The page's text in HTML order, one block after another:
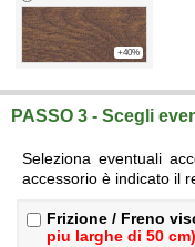
+40%
PASSO 3 - Scegli
Seleziona eventuali
accessorio è indicato il
Frizione / Freno
piu larghe di 50 cm)